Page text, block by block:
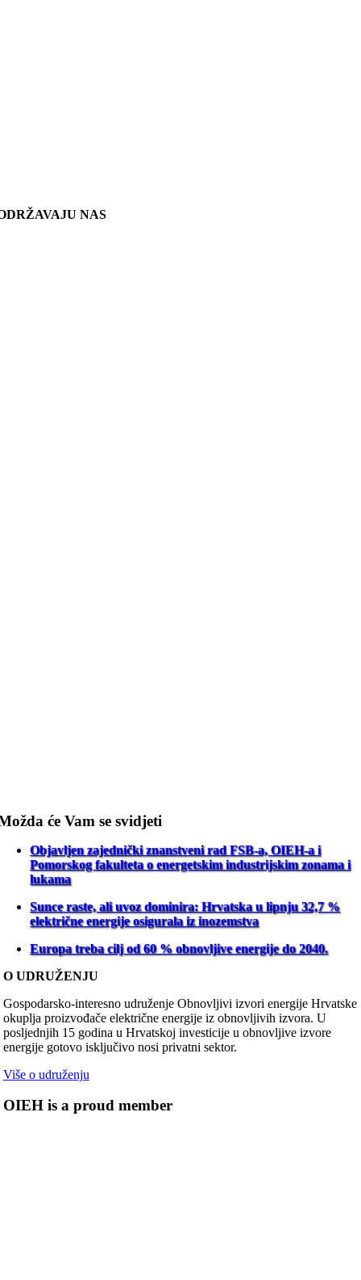
NAS
će Vam se svidjeti
Objavljen zajednički znanstveni rad FSB-a, OIEH-a i
Pomorskog fakulteta o energetskim industrijskim zonama i
lukama
Sunce raste, ali uvoz dominira: Hrvatska u lipnju 32,7 %
električne energije osigurala iz inozemstva
Europa treba cilj od 60 % obnovljive energije do 2040.
O UDRUŽENJU
Gospodarsko-interesno udruženje Obnovljivi izvori energije Hrvatske
okuplja proizvođače električne energije iz obnovljivih izvora. U
posljednjih 15 godina u Hrvatskoj investicije u obnovljive izvore
energije gotovo isključivo nosi privatni sektor.
Više o udruženju
OIEH is a proud member